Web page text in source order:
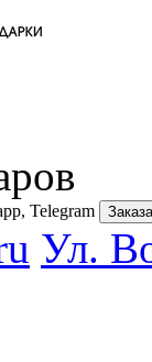
Telegram
Ул.